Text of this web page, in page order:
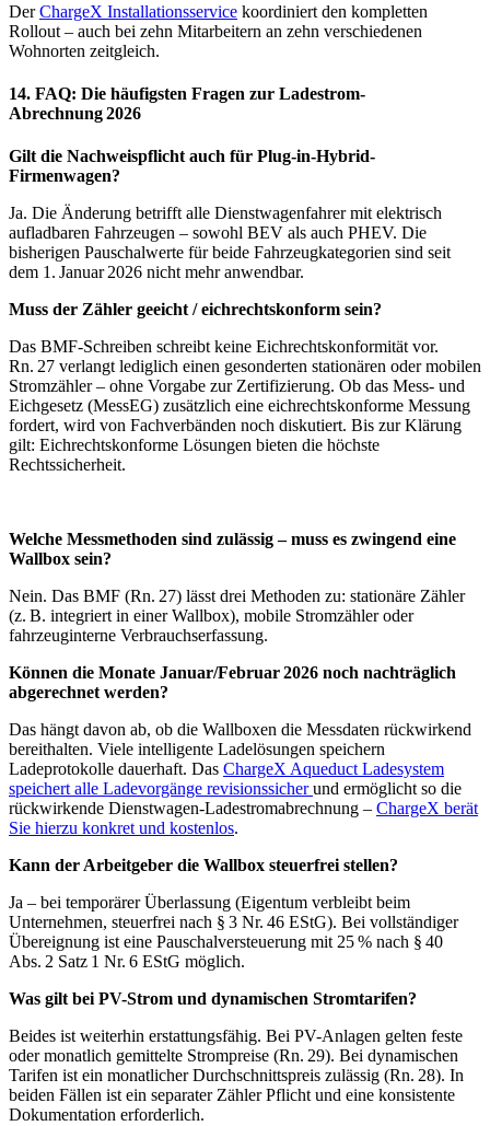
DerChargeX Installationsservice koordiniert den kompletten
Rollout – auch bei zehn Mitarbeitern an zehn verschiedenen
Wohnorten zeitgleich.
14. FAQ: Die häufigsten Fragen zur Ladestrom-
Abrechnung 2026
Gilt die Nachweispflicht auch für Plug-in-Hybrid-
Firmenwagen?
Ja. Die Änderung betrifft alle Dienstwagenfahrer mit elektrisch
aufladbaren Fahrzeugen – sowohl BEV als auch PHEV. Die
bisherigen Pauschalwerte für beide Fahrzeugkategorien sind seit
dem 1. Januar 2026 nicht mehr anwendbar.
Muss der Zähler geeicht / eichrechtskonform sein?
Das BMF-Schreiben schreibt keine Eichrechtskonformität vor.
Rn. 27 verlangt lediglich einen gesonderten stationären oder mobilen
Stromzähler – ohne Vorgabe zur Zertifizierung. Ob das Mess- und
Eichgesetz (MessEG) zusätzlich eine eichrechtskonforme Messung
fordert, wird von Fachverbänden noch diskutiert. Bis zur Klärung
gilt: Eichrechtskonforme Lösungen bieten die höchste
Rechtssicherheit.
Welche Messmethoden sind zulässig – muss es zwingend eine
Wallbox sein?
Nein. Das BMF (Rn. 27) lässt drei Methoden zu: stationäre Zähler
(z. B. integriert in einer Wallbox), mobile Stromzähler oder
fahrzeuginterne Verbrauchserfassung.
Können die Monate Januar/Februar 2026 noch nachträglich
abgerechnet werden?
Das hängt davon ab, ob die Wallboxen die Messdaten rückwirkend
bereithalten. Viele intelligente Ladelösungen speichern
Ladeprotokolle dauerhaft. Das ChargeX Aqueduct Ladesystem
speichert alle Ladevorgänge revisionssicherund ermöglicht so die
rückwirkende Dienstwagen-Ladestromabrechnung – ChargeX berät
Sie hierzu konkret und kostenlos.
Kann der Arbeitgeber die Wallbox steuerfrei stellen?
Ja – bei temporärer Überlassung (Eigentum verbleibt beim
Unternehmen, steuerfrei nach § 3 Nr. 46 EStG). Bei vollständiger
Übereignung ist eine Pauschalversteuerung mit 25 % nach § 40
Abs. 2 Satz 1 Nr. 6 EStG möglich.
Was gilt bei PV-Strom und dynamischen Stromtarifen?
Beides ist weiterhin erstattungsfähig. Bei PV-Anlagen gelten feste
oder monatlich gemittelte Strompreise (Rn. 29). Bei dynamischen
Tarifen ist ein monatlicher Durchschnittspreis zulässig (Rn. 28). In
beiden Fällen ist ein separater Zähler Pflicht und eine konsistente
Dokumentation erforderlich.